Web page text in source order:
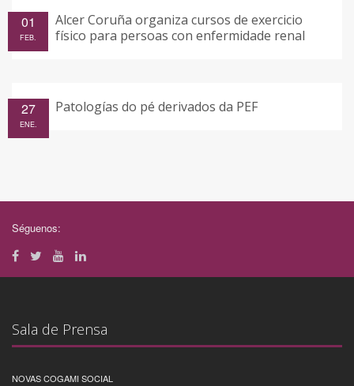
Alcer Coruña organiza cursos de exercicio
físico para persoas con enfermidade renal
01
FEB.
Patologías do pé derivados da PEF
27
ENE.
Séguenos:
Sala de Prensa
NOVAS COGAMI SOCIAL